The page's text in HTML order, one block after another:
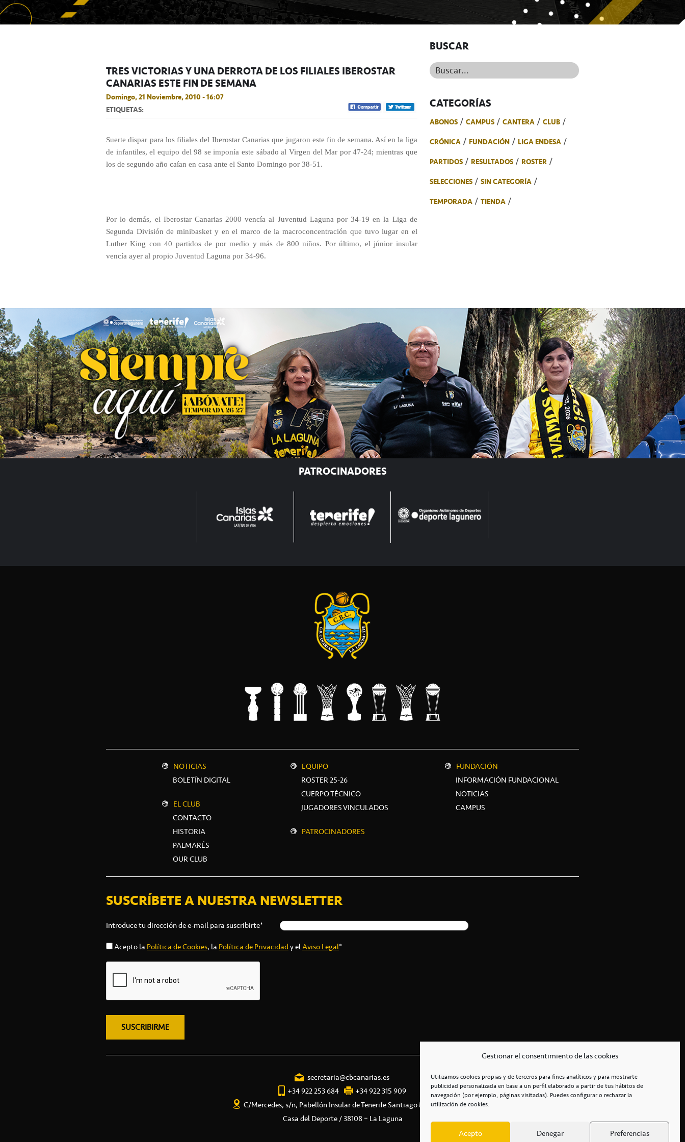
Gestionar el consentimiento de las cookies
Utilizamos cookies propias y de terceros para fines analíticos y para mostrarte
publicidad personalizada en base a un perfil elaborado a partir de tus hábitos de
navegación (por ejemplo, páginas visitadas). Puedes configurar o rechazar la
utilización de cookies.
Acepto Denegar Preferencias
TRES VICTORIAS Y UNA DERROTA DE LOS FILIALES IBEROSTAR
CANARIAS ESTE FIN DE SEMANA
Domingo, 21 Noviembre, 2010 - 16:07
ETIQUETAS:
Suerte dispar para los filiales del Iberostar Canarias que jugaron este fin de semana. Así en la liga
de infantiles, el equipo del 98 se imponía este sábado al Virgen del Mar por 47-24; mientras que
los de segundo año caían en casa ante el Santo Domingo por 38-51.
Por lo demás, el Iberostar Canarias 2000 vencía al Juventud Laguna por 34-19 en la Liga de
Segunda División de minibasket y en el marco de la macroconcentración que tuvo lugar en el
Luther King con 40 partidos de por medio y más de 800 niños. Por último, el júnior insular
vencía ayer al propio Juventud Laguna por 34-96.
BUSCAR
Buscar...
CATEGORÍAS
ABONOS CAMPUS CANTERA
CLUB
CRÓNICA
FUNDACIÓN
LIGA ENDESA
PARTIDOS
RESULTADOS
ROSTER
SELECCIONES
SIN CATEGORÍA
TEMPORADA
TIENDA
PATROCINADORES
NOTICIAS
BOLETÍN DIGITAL
EL CLUB
CONTACTO
HISTORIA
PALMARÉS
OUR CLUB
EQUIPO
ROSTER 25-26
CUERPO TÉCNICO
JUGADORES VINCULADOS
PATROCINADORES
FUNDACIÓN
INFORMACIÓN FUNDACIONAL
NOTICIAS
CAMPUS
SUSCRÍBETE A NUESTRA NEWSLETTER
Introduce tu dirección de e-mail para suscribirte*
Acepto la Política de Cookies, la Política de Privacidady elAviso Legal*
secretaria@cbcanarias.es
+34 922 253 684
+34 922 315 909
C/Mercedes, s/n, Pabellón Insular de Tenerife Santiago Martín
Casa del Deporte / 38108 – La Laguna